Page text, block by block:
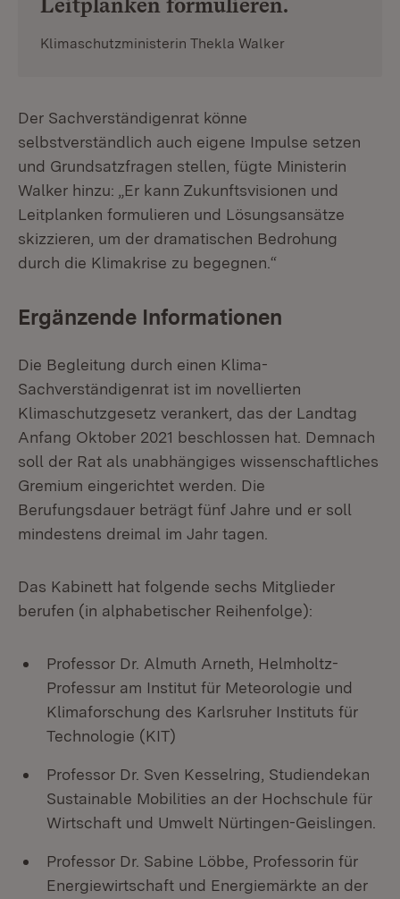
Klimaschutzministerin Thekla Walker
Der Sachverständigenrat könne
selbstverständlich auch eigene Impulse setzen
und Grundsatzfragen stellen, fügte Ministerin
Walker hinzu: „Er kann Zukunftsvisionen und
Leitplanken formulieren und Lösungsansätze
skizzieren, um der dramatischen Bedrohung
durch die Klimakrise zu begegnen.“
Ergänzende Informationen
Die Begleitung durch einen Klima-
Sachverständigenrat ist im novellierten
Klimaschutzgesetz verankert, das der Landtag
Anfang Oktober 2021 beschlossen hat. Demnach
soll der Rat als unabhängiges wissenschaftliches
Gremium eingerichtet werden. Die
Berufungsdauer beträgt fünf Jahre und er soll
mindestens dreimal im Jahr tagen.
Das Kabinett hat folgende sechs Mitglieder
berufen (in alphabetischer Reihenfolge):
Professor Dr. Almuth Arneth, Helmholtz-
Professur am Institut für Meteorologie und
Klimaforschung des Karlsruher Instituts für
Technologie (KIT)
Professor Dr. Sven Kesselring, Studiendekan
Sustainable Mobilities an der Hochschule für
Wirtschaft und Umwelt Nürtingen-Geislingen.
Professor Dr. Sabine Löbbe, Professorin für
Energiewirtschaft und Energiemärkte an der